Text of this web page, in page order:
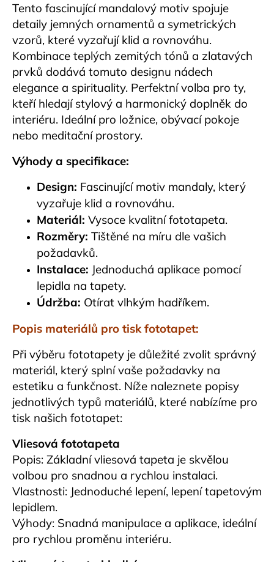
Tento fascinující mandalový motiv spojuje
detaily jemných ornamentů a symetrických
vzorů, které vyzařují klid a rovnováhu.
Kombinace teplých zemitých tónů a zlatavých
prvků dodává tomuto designu nádech
elegance a spirituality. Perfektní volba pro ty,
kteří hledají stylový a harmonický doplněk do
interiéru. Ideální pro ložnice, obývací pokoje
nebo meditační prostory.
Výhody a specifikace:
Design: Fascinující motiv mandaly, který
vyzařuje klid a rovnováhu.
Materiál: Vysoce kvalitní fototapeta.
Rozměry: Tištěné na míru dle vašich
požadavků.
Instalace: Jednoduchá aplikace pomocí
lepidla na tapety.
Údržba: Otírat vlhkým hadříkem.
Popis materiálů pro tisk fototapet:
Při výběru fototapety je důležité zvolit správný
materiál, který splní vaše požadavky na
estetiku a funkčnost. Níže naleznete popisy
jednotlivých typů materiálů, které nabízíme pro
tisk našich fototapet:
Vliesová fototapeta
Popis: Základní vliesová tapeta je skvělou
volbou pro snadnou a rychlou instalaci.
Vlastnosti: Jednoduché lepení, lepení tapetovým
lepidlem.
Výhody: Snadná manipulace a aplikace, ideální
pro rychlou proměnu interiéru.